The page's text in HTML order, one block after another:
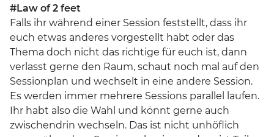
#Law of 2 feet
Falls ihr während einer Session feststellt, dass ihr
euch etwas anderes vorgestellt habt oder das
Thema doch nicht das richtige für euch ist, dann
verlasst gerne den Raum, schaut noch mal auf den
Sessionplan und wechselt in eine andere Session.
Es werden immer mehrere Sessions parallel laufen.
Ihr habt also die Wahl und könnt gerne auch
zwischendrin wechseln. Das ist nicht unhöflich